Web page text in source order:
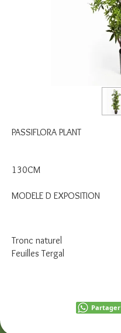
PASSIFLORA PLANT
130CM
MODELE D EXPOSITION
Tronc naturel
Feuilles Tergal
Partager